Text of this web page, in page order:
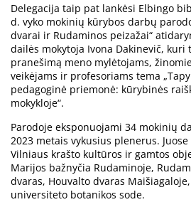
Delegacija taip pat lankėsi Elbingo
d. vyko mokinių kūrybos darbų
dvarai ir Rudaminos peizažai“
dailės mokytoja Ivona Dakinevič,
pranešimą meno mylėtojams,
veikėjams ir profesoriams tema
pedagoginė priemonė: kūrybinės
mokykloje“.
Parodoje eksponuojami 34 mokinių
2023 metais vykusius plenerus.
Vilniaus krašto kultūros ir gamtos
Marijos bažnyčia Rudaminoje,
dvaras, Houvalto dvaras
universiteto botanikos sode.